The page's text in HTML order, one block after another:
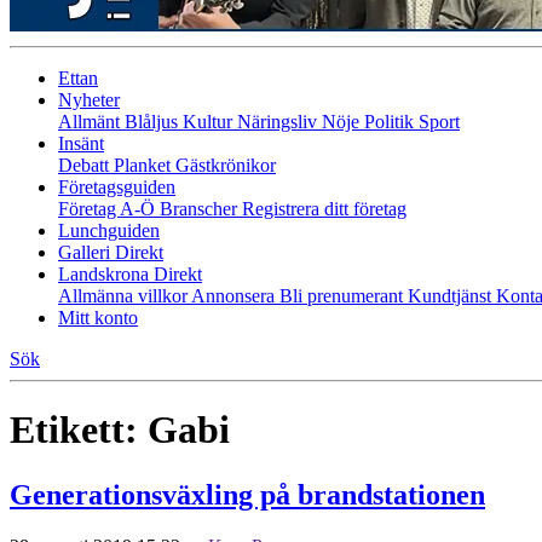
Ettan
Nyheter
Allmänt Blåljus KulturNäringsliv Nöje Politik Sport
Insänt
Debatt Planket Gästkrönikor
Företagsguiden
Företag A-Ö BranscherRegistrera ditt företag
Lunchguiden
Galleri Direkt
Landskrona Direkt
Allmänna villkorAnnonsera Bli prenumerant Kundtjänst
Mitt konto
Sök
Etikett: Gabi
Generationsväxling på brandstationen